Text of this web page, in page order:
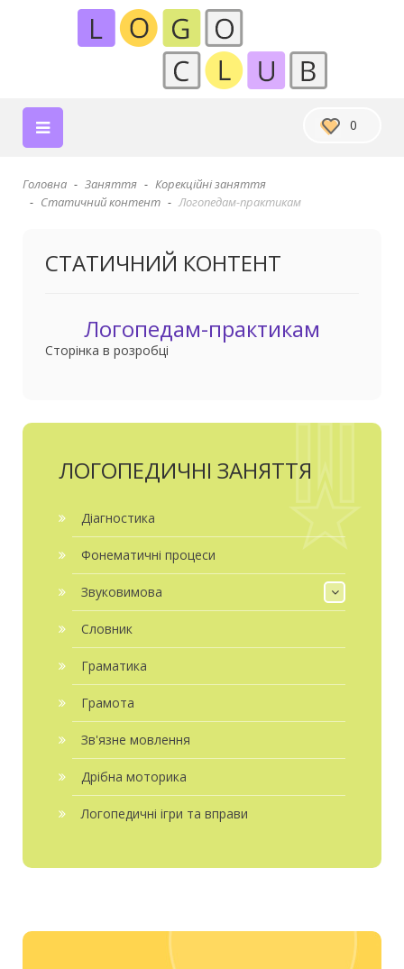
0
Головна Заняття
Корекційні заняття
Статичний контент
Логопедам-практикам
СТАТИЧНИЙ КОНТЕНТ
Логопедам-практикам
Сторінка в розробці
ЛОГОПЕДИЧНІ ЗАНЯТТЯ
Діагностика
Фонематичні процеси
Звуковимова
Словник
Граматика
Грамота
Зв'язне мовлення
Дрібна моторика
Логопедичні ігри та вправи